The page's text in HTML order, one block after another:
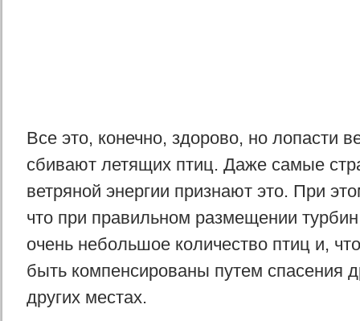
Все это, конечно, здорово, но лопасти
сбивают летящих птиц. Даже самые
ветряной энергии признают это. При
что при правильном размещении турбин
очень небольшое количество птиц и,
быть компенсированы путем спасения
других местах.